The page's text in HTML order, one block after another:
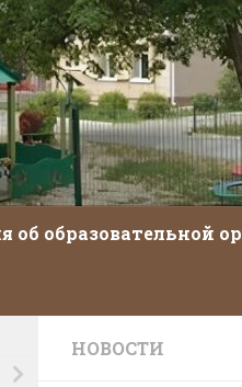
об образовательной
НОВОСТИ